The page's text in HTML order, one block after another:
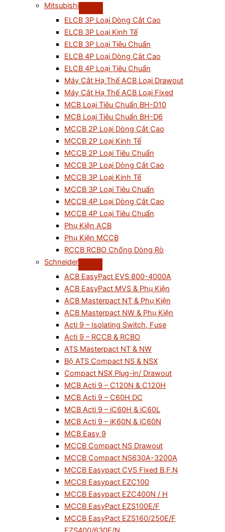
Mitsubishi
ELCB 3P Loại Dòng Cắt Cao
ELCB 3P Loại Kinh Tế
ELCB 3P Loại Tiêu Chuẩn
ELCB 4P Loại Dòng Cắt Cao
ELCB 4P Loại Tiêu Chuẩn
Máy Cắt Hạ Thế ACB Loại Drawout
Máy Cắt Hạ Thế ACB Loại Fixed
MCB Loại Tiêu Chuẩn BH-D10
MCB Loại Tiêu Chuẩn BH-D6
MCCB 2P Loại Dòng Cắt Cao
MCCB 2P Loại Kinh Tế
MCCB 2P Loại Tiêu Chuẩn
MCCB 3P Loại Dòng Cắt Cao
MCCB 3P Loại Kinh Tế
MCCB 3P Loại Tiêu Chuẩn
MCCB 4P Loại Dòng Cắt Cao
MCCB 4P Loại Tiêu Chuẩn
Phụ Kiện ACB
Phụ Kiện MCCB
RCCB RCBO Chống Dòng Rò
Schneider
ACB EasyPact EVS 800-4000A
ACB EasyPact MVS & Phụ Kiện
ACB Masterpact NT & Phụ Kiện
ACB Masterpact NW & Phụ Kiện
Acti 9 – Isolating Switch, Fuse
Acti 9 – RCCB & RCBO
ATS Masterpact NT & NW
Bộ ATS Compact NS & NSX
Compact NSX Plug-in/ Drawout
MCB Acti 9 – C120N & C120H
MCB Acti 9 – C60H DC
MCB Acti 9 – iC60H & iC60L
MCB Acti 9 – iK60N & iC60N
MCB Easy 9
MCCB Compact NS Drawout
MCCB Compact NS630A-3200A
MCCB Easypact CVS Fixed B,F,N
MCCB Easypact EZC100
MCCB Easypact EZC400N / H
MCCB EasyPact EZS100E/F
MCCB EasyPact EZS160/250E/F